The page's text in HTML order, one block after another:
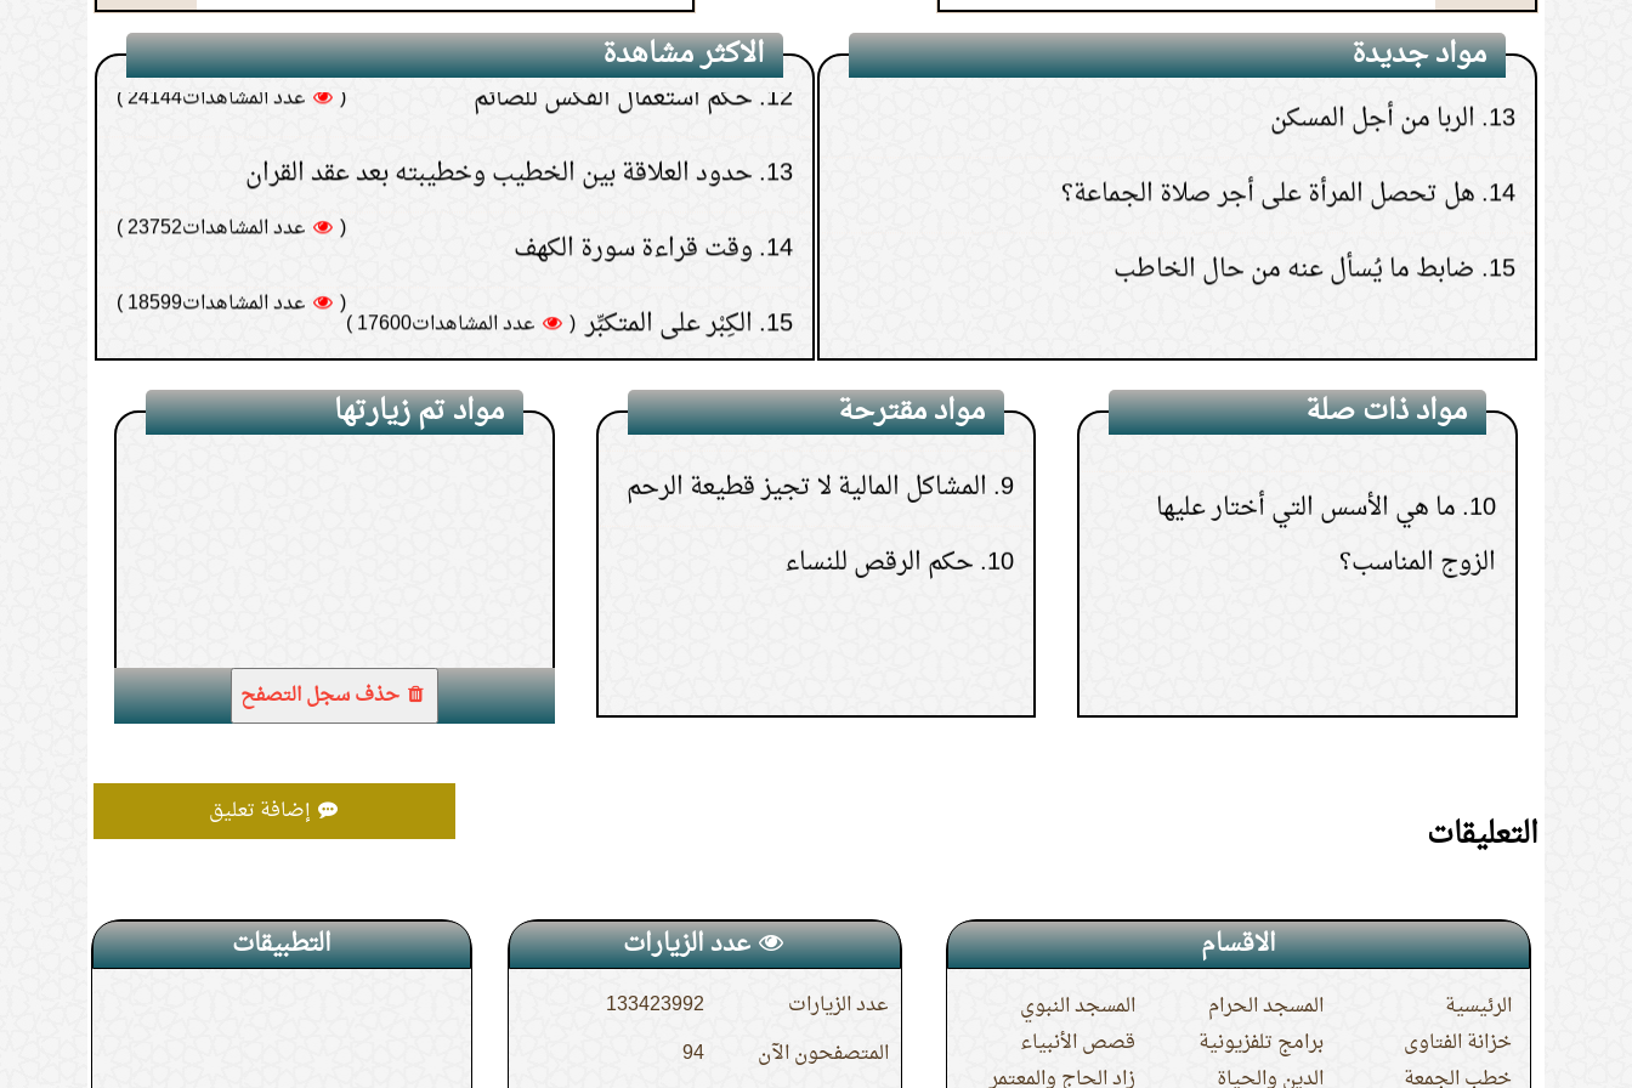
مواد جديدة13. الربا من أجل المسكن
14. هل تحصل المرأة على أجر صلاة الجماعة؟
15. ضابط ما يُسأل عنه من حال الخاطب
الاكثر مشاهدة
حكم استعمال الفكس للصائم ( عدد المشاهدات24144 )
13. حدود العلاقة بين الخطيب وخطيبته بعد عقد القران
14. وقت قراءة سورة الكهف
( عدد المشاهدات18599 ) 15. الكِبْر على المتكبِّر ( عدد المشاهدات17600 )
مواد ذات صلة
6. حكم نكاح المتعة
الأربعة
9. تزوج بثانية ورفض المبيت عند الأولى
10. ما هي الأسس التي أختار عليها
الزوج المناسب؟
مواد مقترحة
5. حكم قول المرأة الأجنبية للرجل
الأجنبي: نحبك في الله
حكم استماع الأناشيد
حكم الزفة في حفلات الأعراس
كيف أبر والدتي بعد موتها؟
9. المشاكل المالية لا تجيز قطيعة الرحم
10. حكم الرقص للنساء
مواد تم زيارتها
حذف سجل التصفح
التعليقات إضافة تعليق
الاقسام
الرئيسية المسجد الحرام
المسجد النبوي
خزانة الفتاوى
برامج تلفزيونية
قصص الأنبياء
خطب الجمعة
الدين والحياة زاد الحاج والمعتمر
عدد الزيارات
عدد الزيارات
133423992
المتصفحون الآن
94
التطبيقات